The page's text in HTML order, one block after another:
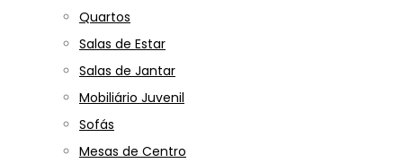
Quartos
Salas de Estar
Salas de Jantar
Mobiliário Juvenil
Sofás
Mesas de Centro